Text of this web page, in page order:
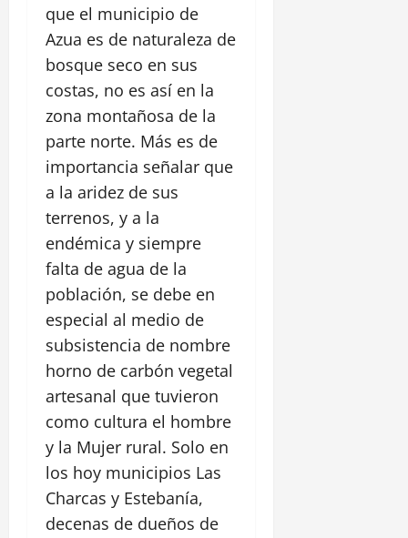
que el municipio de
Azua es de naturaleza de
bosque seco en sus
costas, no es así en la
zona montañosa de la
parte norte. Más es de
importancia señalar que
a la aridez de sus
terrenos, y a la
endémica y siempre
falta de agua de la
población, se debe en
especial al medio de
subsistencia de nombre
horno de carbón vegetal
artesanal que tuvieron
como cultura el hombre
y la Mujer rural. Solo en
los hoy municipios Las
Charcas y Estebanía,
decenas de dueños de